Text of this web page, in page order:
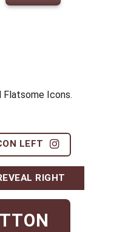
Flatsome Icons.
LEFT
RIGHT